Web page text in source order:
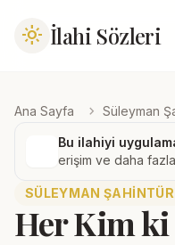
light_mode İlahi Sözleri
Ana Sayfa chevron_right
Bu ilahiyi
erişim ve daha
SÜLEYMAN
Her Kim